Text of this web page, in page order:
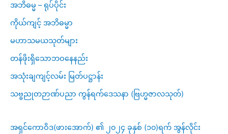
အဘိဓမ္မ – ရုပ်ပိုင်း
ကိုယ်ကျင့် အဘိဓမ္မာ
မဟာသမယသုတ်များ
တန်ဖိုးရှိသောဘဝနေနည်း
အသုံးချကျင့်လမ်း မြတ်ပဋ္ဌာန်း
သဗ္ဗညုတဉာဏ်ပညာ ကွန်ရက်ဒေသနာ (ဗြဟ္မဇာလသုတ်)
အရှင်ကောဝိဒ(ဖားအောက်) ၏ ၂၀၂၄ ခုနှစ် (၁၀)ရက် အွန်လိုင်း